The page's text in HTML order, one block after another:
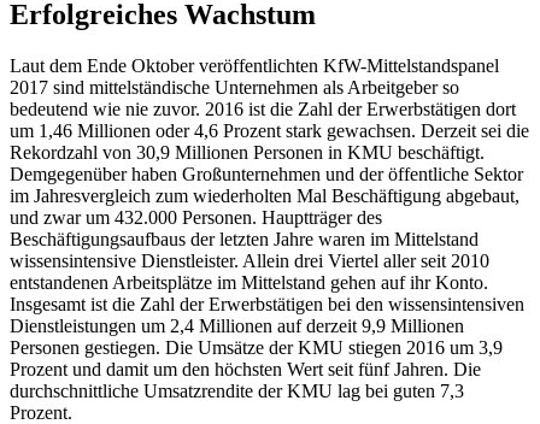
Erfolgreiches Wachstum
Laut dem Ende Oktober veröffentlichten KfW-Mittelstandspanel
2017 sind mittelständische Unternehmen als Arbeitgeber so
bedeutend wie nie zuvor. 2016 ist die Zahl der Erwerbstätigen dort
um 1,46 Millionen oder 4,6 Prozent stark gewachsen. Derzeit sei die
Rekordzahl von 30,9 Millionen Personen in KMU beschäftigt.
Demgegenüber haben Großunternehmen und der öffentliche Sektor
im Jahresvergleich zum wiederholten Mal Beschäftigung abgebaut,
und zwar um 432.000 Personen. Hauptträger des
Beschäftigungsaufbaus der letzten Jahre waren im Mittelstand
wissensintensive Dienstleister. Allein drei Viertel aller seit 2010
entstandenen Arbeitsplätze im Mittelstand gehen auf ihr Konto.
Insgesamt ist die Zahl der Erwerbstätigen bei den wissensintensiven
Dienstleistungen um 2,4 Millionen auf derzeit 9,9 Millionen
Personen gestiegen. Die Umsätze der KMU stiegen 2016 um 3,9
Prozent und damit um den höchsten Wert seit fünf Jahren. Die
durchschnittliche Umsatzrendite der KMU lag bei guten 7,3
Prozent.